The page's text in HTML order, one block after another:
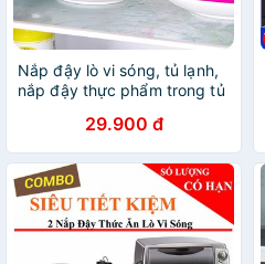
Nắp đậy lò vi sóng, tủ lạnh,
nắp đậy thực phẩm trong tủ
29.900 đ